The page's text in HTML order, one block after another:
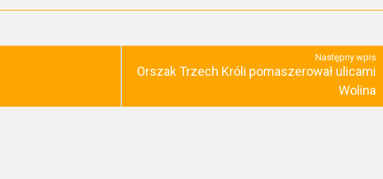
Następny wpis
Orszak Trzech Króli pomaszerował ulicami
Wolina